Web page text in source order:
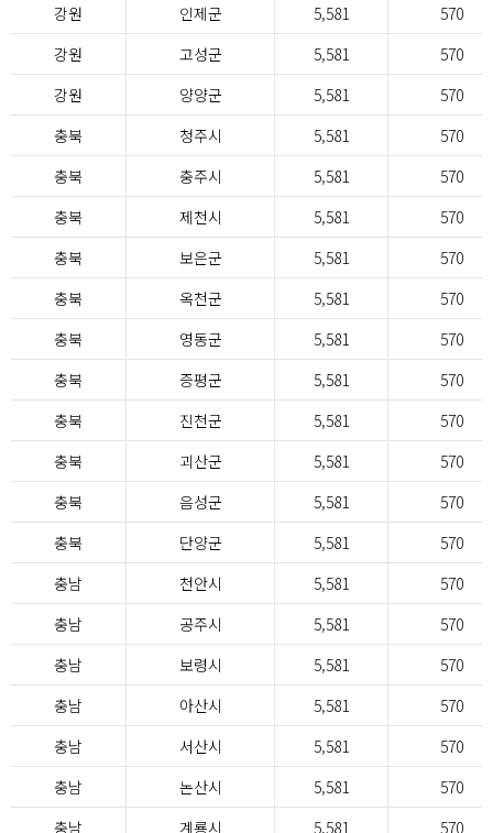
강원
인제군 5,581
570
강원
고성군 5,581
570
강원
양양군 5,581
570
충북
청주시 5,581
570
충북
충주시 5,581
570
충북
제천시 5,581
570
충북
보은군 5,581
570
충북
옥천군 5,581
570
충북
영동군 5,581
570
충북
증평군 5,581
570
충북
진천군 5,581
570
충북
괴산군 5,581
570
충북
음성군 5,581
570
충북
단양군 5,581
570
충남
천안시 5,581
570
충남
공주시 5,581
570
충남
보령시 5,581
570
충남
아산시 5,581
570
충남
서산시 5,581
570
충남
논산시 5,581
570
충남
계룡시 5,581 570